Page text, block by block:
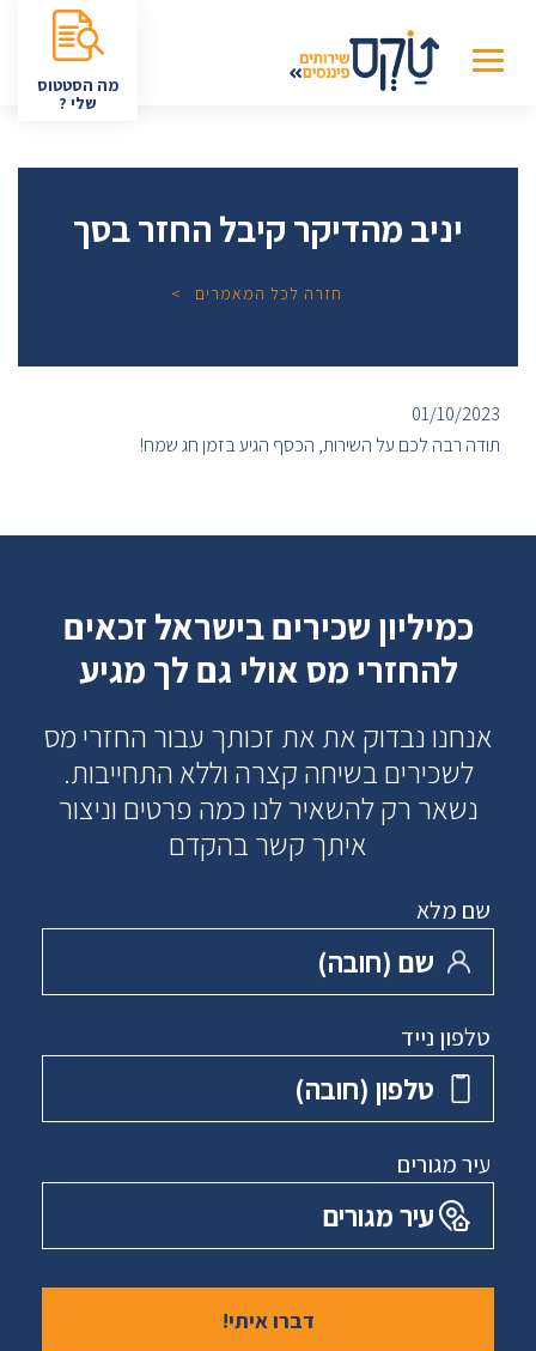
מה הסטטוס
שלי ?
יניב מהדיקר קיבל החזר בסך
חזרה לכל המאמרים
01/10/2023
תודה רבה לכם על השירות, הכסף הגיע בזמן חג שמח!
כמיליון שכירים בישראל זכאים
להחזרי מס אולי גם לך מגיע
אנחנו נבדוק את את זכותך עבור החזרי מס
לשכירים בשיחה קצרה וללא התחייבות.
נשאר רק להשאיר לנו כמה פרטים וניצור
איתך קשר בהקדם
שם מלא
שם ‏(חובה)
טלפון נייד
טלפון ‏(חובה)
עיר מגורים
עיר מגורים